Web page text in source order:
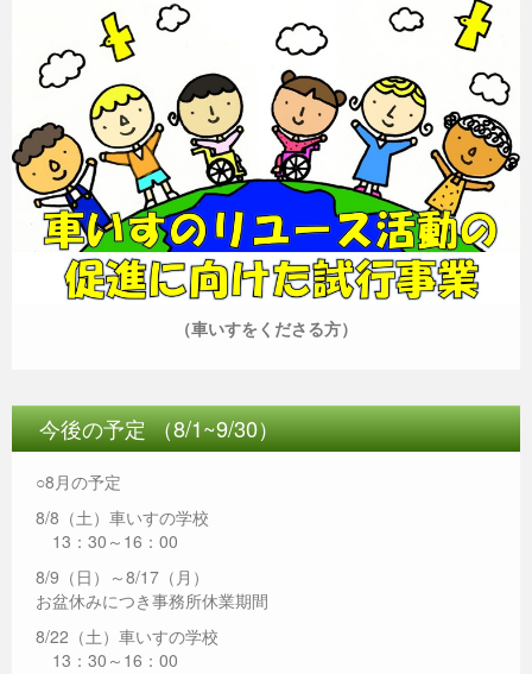
（車いすをくださる方）
今後の予定 （8/1~9/30）
○8月の予定
8/8（土）車いすの学校
13：30～16：00
8/9（日）～8/17（月）
お盆休みにつき事務所休業期間
8/22（土）車いすの学校
13：30～16：00